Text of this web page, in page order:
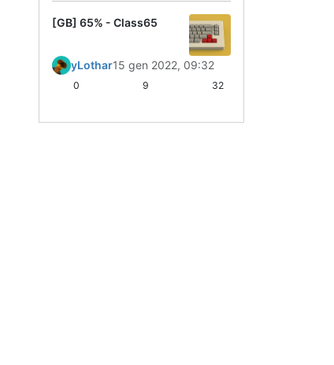
[GB] 65% - Class65
yLothar15 gen 2022, 09:32
0 9 32